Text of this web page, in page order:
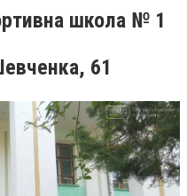
школа № 1
61